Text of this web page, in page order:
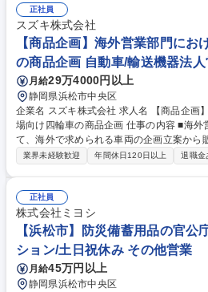
を実施していただきます。 募集職種 【浜松】IT監査（J-SOX評価を含
む）
正社員
スズキ株式会社
【商品企画】海外営業部門にお
の商品企画 自動車/輸送機器法人
月給29万4000円以上
静岡県浜松市中央区
企業名 スズキ株式会社 求人名 【商品企画】海外営業部門における海外市
場向け四輪車の商品企画 仕事の内容 ■海外営業部門内の商品企画担当とし
て、海外で求められる車両の企画立案から
カテゴリの設定から仕様装備等について技
外市場の要望車両の企画立案 ■輸出国、仕
折衝 ■各国販売台数と販売価格の策定 ■各種会
種 【商品企画】海外営業部門における海
業界未経験歓迎 年間休日120日以上 退職金
正社員
株式会社ミヨシ
【浜松市】防災備蓄用品の官公
ション/土日祝休み その他営業
月給45万円以上
静岡県浜松市中央区